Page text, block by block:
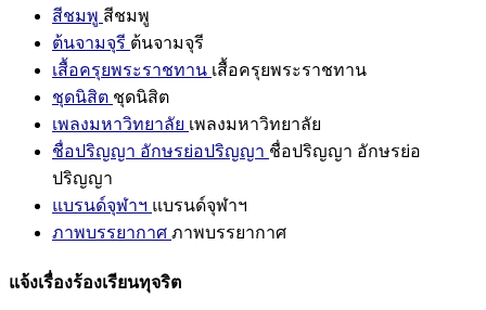
สีชมพู สีชมพู
ต้นจามจุรี ต้นจามจุรี
เสื้อครุยพระราชทาน เสื้อครุยพระราชทาน
ชุดนิสิต ชุดนิสิต
เพลงมหาวิทยาลัย เพลงมหาวิทยาลัย
ชื่อปริญญา อักษรย่อปริญญา ชื่อปริญญา อักษรย่อ
ปริญญา
แบรนด์จุฬาฯ แบรนด์จุฬาฯ
ภาพบรรยากาศ ภาพบรรยากาศ
แจ้งเรื่องร้องเรียนทุจริต